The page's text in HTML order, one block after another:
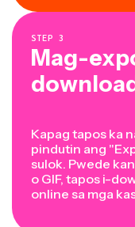
STEP 3
Mag-
Kapag tapos ka
pindutin ang
sulok. Pwede
o GIF, tapos i-
online sa mga